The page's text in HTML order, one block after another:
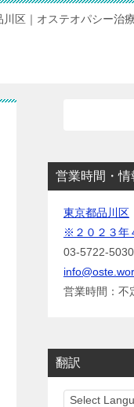
川区｜オステオパシー治
営業時間・情
東京都品川区
※２０２３年
03-5722-5030
営業時間：不
翻訳